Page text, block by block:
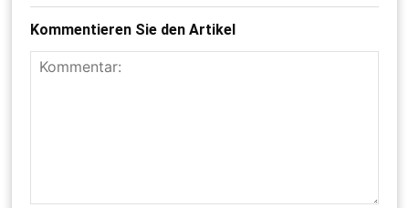
Kommentieren Sie den Artikel